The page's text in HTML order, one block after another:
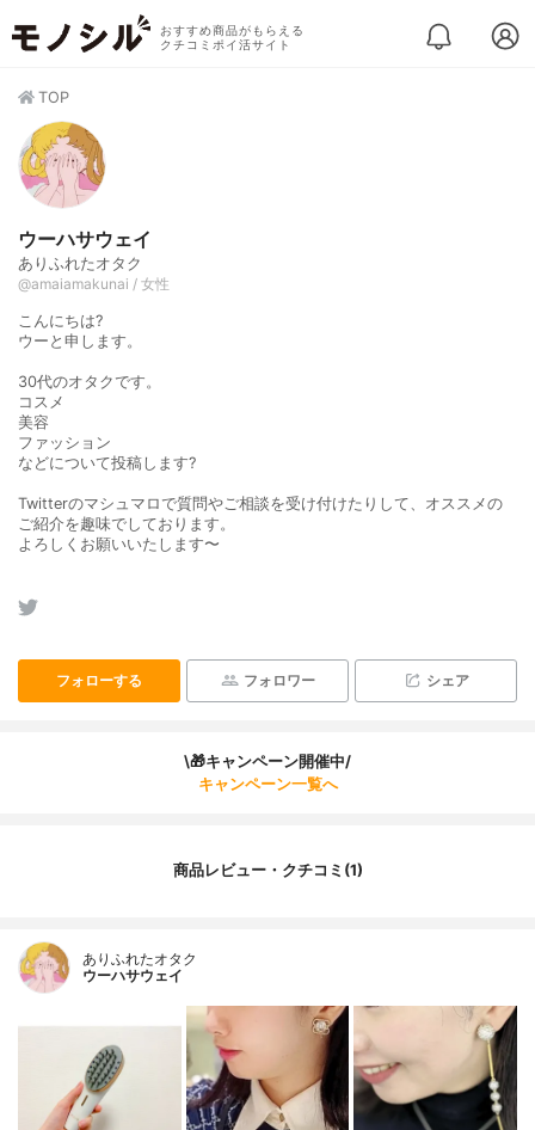
おすすめ商品がもらえる
クチコミポイ活サイト
TOP
ウーハサウェイ
ありふれたオタク
@amaiamakunai / 女性
こんにちは?
ウーと申します。
30代のオタクです。
コスメ
美容
ファッション
などについて投稿します?
Twitterのマシュマロで質問やご相談を受け付けたりして、オススメの
ご紹介を趣味でしております。
よろしくお願いいたします〜
フォローする フォロワー シェア
\🎁キャンペーン開催中/
キャンペーン一覧へ
商品レビュー・クチコミ(1)
ありふれたオタク
ウーハサウェイ